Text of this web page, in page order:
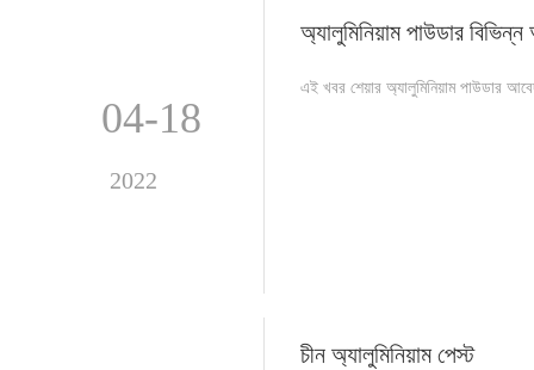
04-18
2022
অ্যালুমিনিয়াম পাউডার
এই খবর শেয়ার অ্যালুমিনিয়াম পাউডার
চীন অ্যালুমিনিয়াম পেস্ট